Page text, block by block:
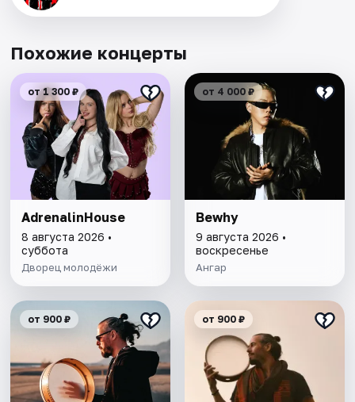
Похожие концерты
от 1 300 ₽
AdrenalinHouse
8 августа 2026 •
суббота
Дворец молодёжи
от 4 000 ₽
Bewhy
9 августа 2026 •
воскресенье
Ангар
от 900 ₽ от 900 ₽